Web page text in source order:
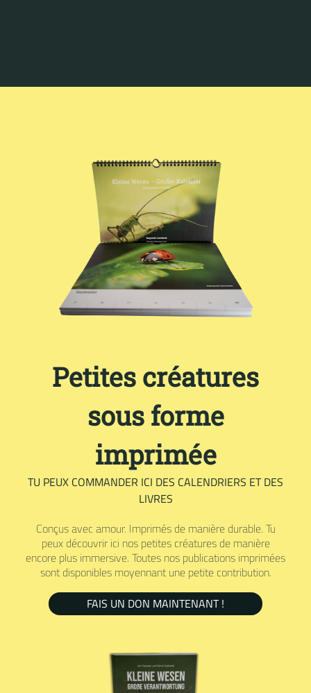
Petites créatures
sous forme
imprimée
TU PEUX COMMANDER ICI DES CALENDRIERS ET DES
LIVRES
Conçus avec amour. Imprimés de manière durable. Tu
peux découvrir ici nos petites créatures de manière
encore plus immersive. Toutes nos publications imprimées
sont disponibles moyennant une petite contribution.
FAIS UN DON MAINTENANT !